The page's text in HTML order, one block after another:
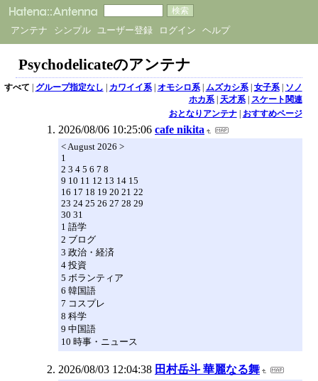
アンテナ シンプル ユーザー登録 ログイン ヘルプ
Psychodelicateのアンテナ
すべて | グループ指定なし | カワイイ系| オモシロ系| ムズカシ系| 女子系| ソノ
ホカ系| 天才系| スケート関連
おとなりアンテナ| おすすめページ
2026/08/06 10:25:06 cafe nikita
< August 2026 >
1
2 3 4 5 6 7 8
9 10 11 12 13 14 15
16 17 18 19 20 21 22
23 24 25 26 27 28 29
30 31
1 語学
2 ブログ
3 政治・経済
4 投資
5 ボランティア
6 韓国語
7 コスプレ
8 科学
9 中国語
10 時事・ニュース
2026/08/03 12:04:38 田村岳斗 華麗なる舞